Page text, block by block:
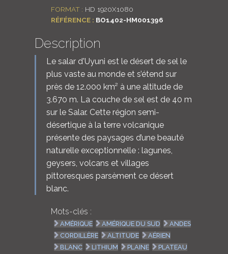
FORMAT : HD 1920X1080
RÉFÉRENCE : BO1402-HM001396
Description
Le salar d'Uyuni est le désert de sel le
plus vaste au monde et s’étend sur
près de 12.000 km² à une altitude de
3.670 m. La couche de sel est de 40 m
sur le Salar. Cette région semi-
désertique à la terre volcanique
présente des paysages d’une beauté
naturelle exceptionnelle : lagunes,
geysers, volcans et villages
pittoresques parsèment ce désert
blanc.
Mots-clés :
AMÉRIQUE AMÉRIQUE DU SUD
ANDES
CORDILLÈRE
ALTITUDE
AÉRIEN
BLANC
LITHIUM PLAINE
PLATEAU